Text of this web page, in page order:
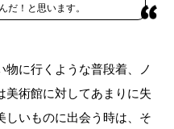
だ！と思います。
物に行くような普段着、ノ
美術館に対してあまりに失
しいものに出会う時は、そ